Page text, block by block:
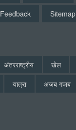
Feedback Sitemap
अंतरराष्ट्रीय खेल
यात्रा अजब गजब